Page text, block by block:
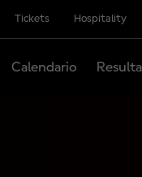
Tickets Hospitality
Calendario